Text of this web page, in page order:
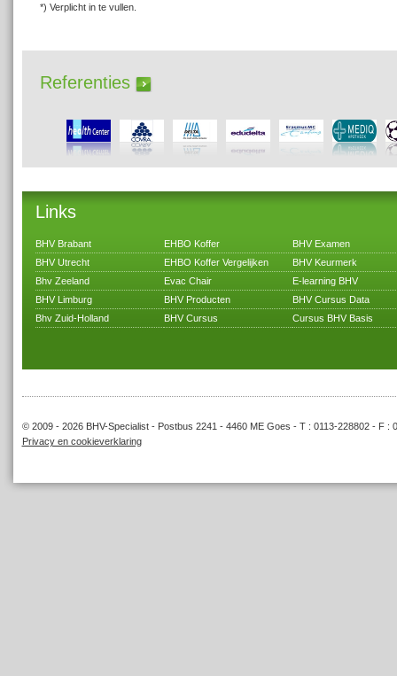
*) Verplicht in te vullen.
Referenties
Links
BHV Brabant
BHV Utrecht
Bhv Zeeland
BHV Limburg
Bhv Zuid-Holland
EHBO Koffer
EHBO Koffer Vergelijken
Evac Chair
BHV Producten
BHV Cursus
BHV Examen
BHV Keurmerk
E-learning BHV
BHV Cursus Data
Cursus BHV Basis
© 2009 - 2026 BHV-Specialist - Postbus 2241 - 4460 ME Goes - T : 0113-228802 - F :
Privacy en cookieverklaring